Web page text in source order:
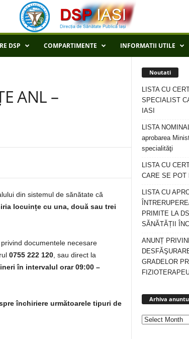
DSP COMPARTIMENTE INFORMATII UTILE
ANL –
din sistemul de sănătate că
locuințe cu una, două sau trei
documentele necesare
0755 222 120 , sau direct la
în intervalul orar 09:00 –
închiriere următoarele tipuri de
Noutati
LISTA CU
SPECIALIST
IASI
LISTA
aprobarea
specialităţi
LISTA CU
CARE SE POT
LISTA CU
PRIMITE LA
SĂNĂTĂȚII
ANUNȚ
GRADELOR
Arhiva